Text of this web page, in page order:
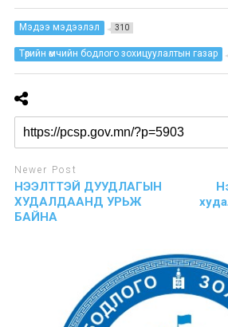
Мэдээ мэдээлэл 310
Төрийн өмчийн бодлого зохицуулалтын газар
Newer Post
НЭЭЛТТЭЙ ДУУДЛАГЫН
ХУДАЛДААНД УРЬЖ
БАЙНА